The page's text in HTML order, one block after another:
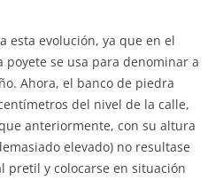
esta evolución, ya que en el
se usa para denominar a
Ahora, el banco de piedra
del nivel de la calle,
anteriormente, con su altura
elevado) no resultase
pretil y colocarse en situación